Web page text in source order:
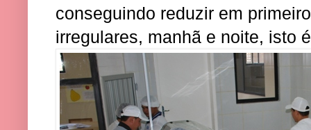
conseguindo reduzir em
irregulares, manhã e noite, isto